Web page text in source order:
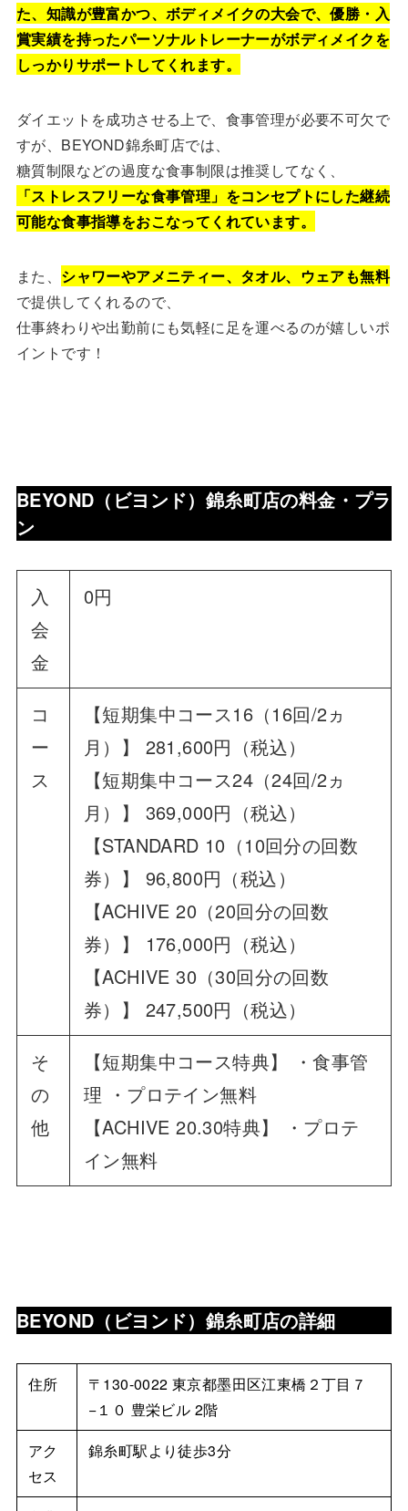
た、知識が豊富かつ、ボディメイクの大会で、優勝・入
賞実績を持ったパーソナルトレーナーがボディメイクを
しっかりサポートしてくれます。
ダイエットを成功させる上で、食事管理が必要不可欠で
すが、BEYOND錦糸町店では、
糖質制限などの過度な食事制限は推奨してなく、
「ストレスフリーな食事管理」をコンセプトにした継続
可能な食事指導をおこなってくれています。
また、 シャワーやアメニティー、タオル、ウェアも無料
で提供してくれるので、
仕事終わりや出勤前にも気軽に足を運べるのが嬉しいポ
イントです！
BEYOND（ビヨンド）錦糸町店の料金・プラ
ン
入
会
金
0円
コ
ー
ス
【短期集中コース16（16回/2ヵ
月）】 281,600円（税込）
【短期集中コース24（24回/2ヵ
月）】 369,000円（税込）
【STANDARD 10（10回分の回数
券）】 96,800円（税込）
【ACHIVE 20（20回分の回数
券）】 176,000円（税込）
【ACHIVE 30（30回分の回数
券）】 247,500円（税込）
そ
の
他
【短期集中コース特典】 ・食事管
理 ・プロテイン無料
【ACHIVE 20.30特典】 ・プロテ
イン無料
BEYOND（ビヨンド）錦糸町店の詳細
住所
〒130-0022 東京都墨田区江東橋２丁目７
−１０ 豊栄ビル 2階
アク
セス
錦糸町駅より徒歩3分